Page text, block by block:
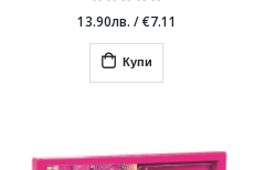
13.90лв. /€7.11
Купи